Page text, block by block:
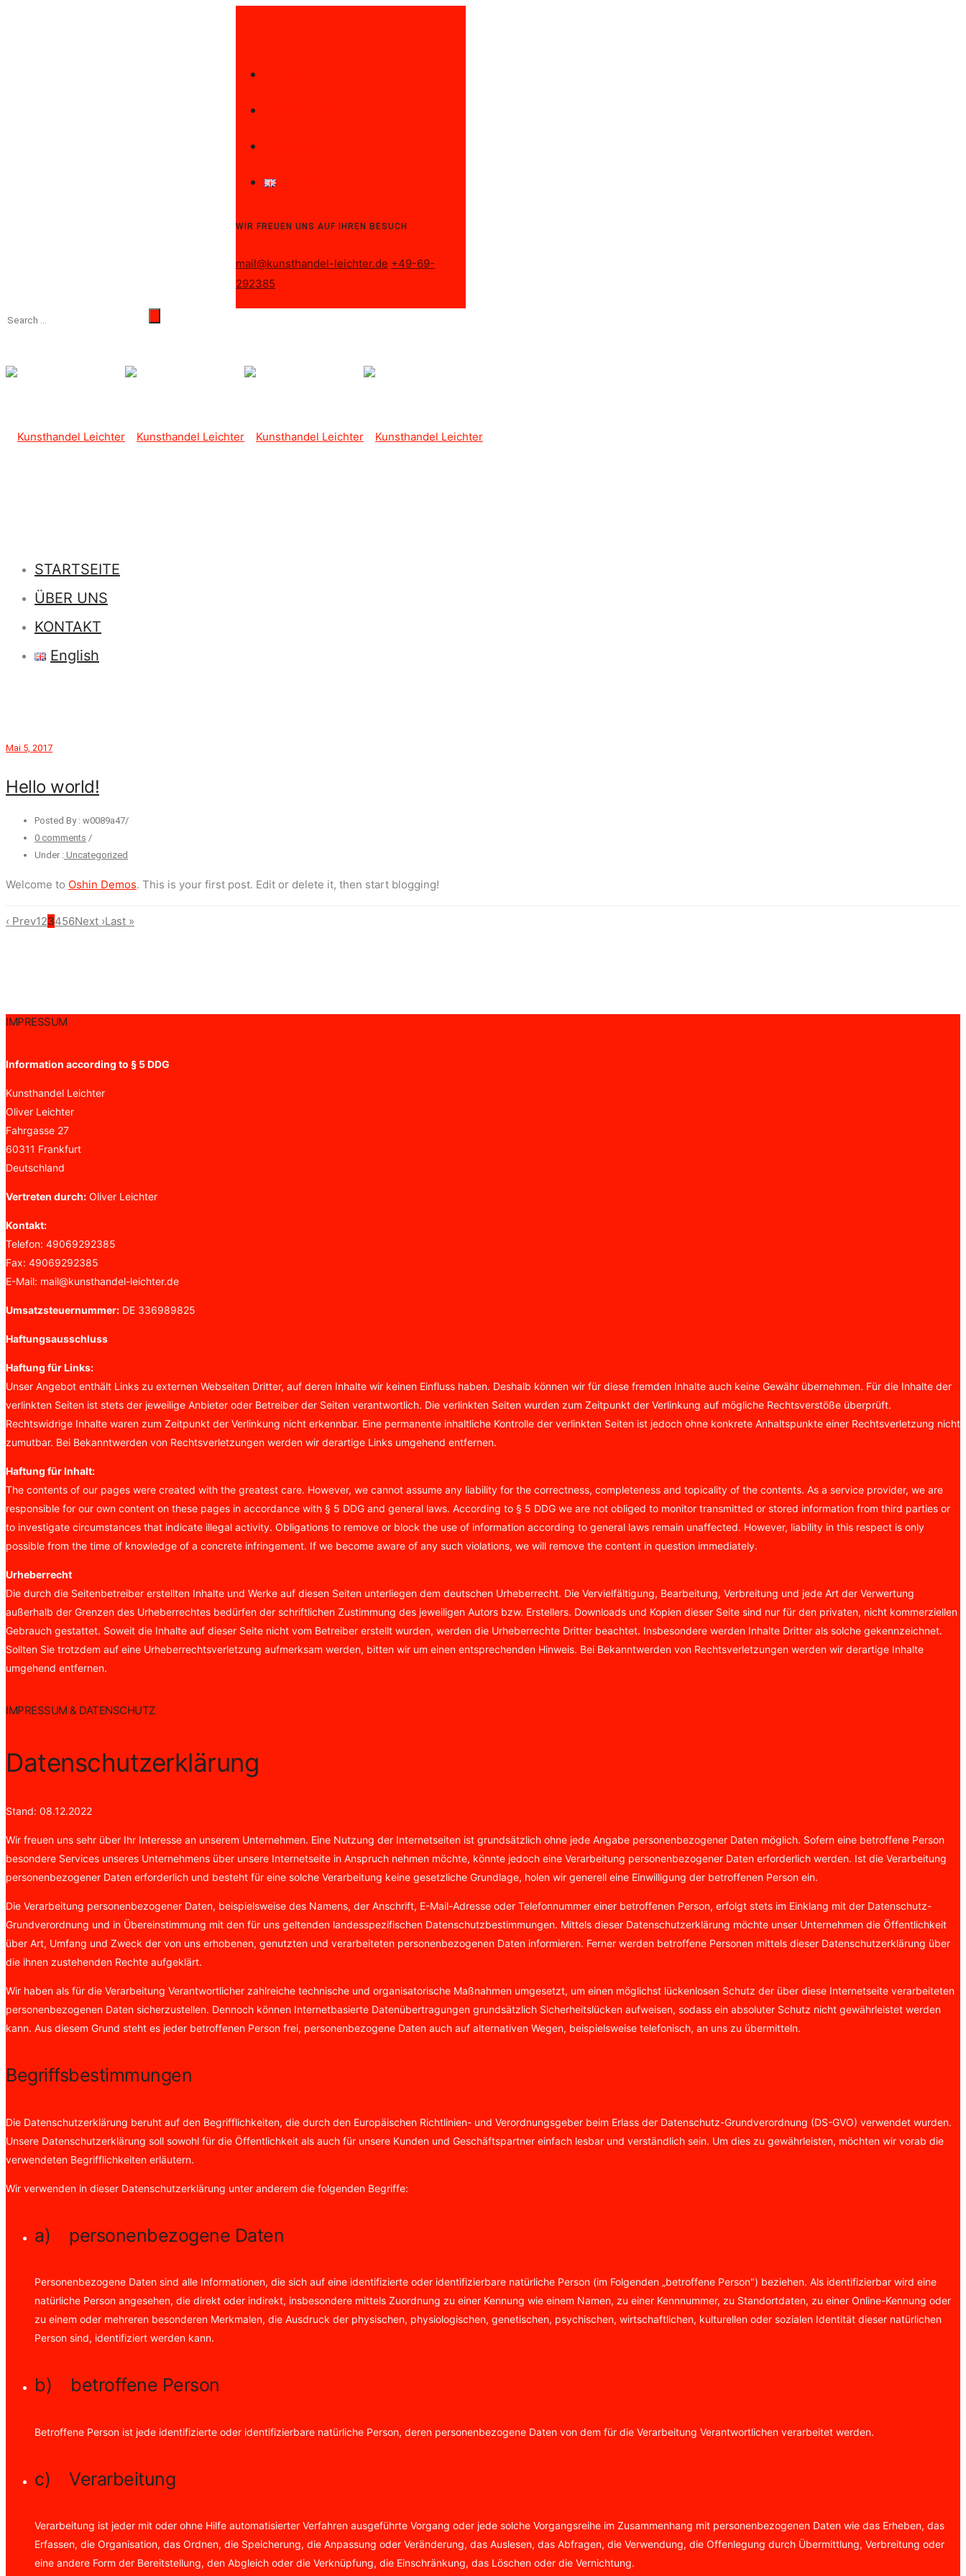
WIR FREUEN UNS AUF IHREN BESUCH
mail@kunsthandel-leichter.de +49-69-
292385
STARTSEITE
ÜBER UNS
KONTAKT
English
Mai 5, 2017
Hello world!
Posted By : w0089a47/
0 comments /
Under : Uncategorized
Welcome to Oshin Demos. This is your first post. Edit or delete it, then start blogging!
‹ Prev123456Next ›Last »
IMPRESSUM
Information according to § 5 DDG
Kunsthandel Leichter
Oliver Leichter
Fahrgasse 27
60311 Frankfurt
Deutschland
Vertreten durch: Oliver Leichter
Kontakt:
Telefon: 49069292385
Fax: 49069292385
E-Mail: mail@kunsthandel-leichter.de
Umsatzsteuernummer: DE 336989825
Haftungsausschluss
Haftung für Links:
Unser Angebot enthält Links zu externen Webseiten Dritter, auf deren Inhalte wir keinen Einfluss haben. Deshalb können wir für diese fremden Inhalte auch keine Gewähr übernehmen. Für die Inhalte der
verlinkten Seiten ist stets der jeweilige Anbieter oder Betreiber der Seiten verantwortlich. Die verlinkten Seiten wurden zum Zeitpunkt der Verlinkung auf mögliche Rechtsverstöße überprüft.
Rechtswidrige Inhalte waren zum Zeitpunkt der Verlinkung nicht erkennbar. Eine permanente inhaltliche Kontrolle der verlinkten Seiten ist jedoch ohne konkrete Anhaltspunkte einer Rechtsverletzung nicht
zumutbar. Bei Bekanntwerden von Rechtsverletzungen werden wir derartige Links umgehend entfernen.
Haftung für Inhalt:
The contents of our pages were created with the greatest care. However, we cannot assume any liability for the correctness, completeness and topicality of the contents. As a service provider, we are
responsible for our own content on these pages in accordance with § 5 DDG and general laws. According to § 5 DDG we are not obliged to monitor transmitted or stored information from third parties or
to investigate circumstances that indicate illegal activity. Obligations to remove or block the use of information according to general laws remain unaffected. However, liability in this respect is only
possible from the time of knowledge of a concrete infringement. If we become aware of any such violations, we will remove the content in question immediately.
Urheberrecht
Die durch die Seitenbetreiber erstellten Inhalte und Werke auf diesen Seiten unterliegen dem deutschen Urheberrecht. Die Vervielfältigung, Bearbeitung, Verbreitung und jede Art der Verwertung
außerhalb der Grenzen des Urheberrechtes bedürfen der schriftlichen Zustimmung des jeweiligen Autors bzw. Erstellers. Downloads und Kopien dieser Seite sind nur für den privaten, nicht kommerziellen
Gebrauch gestattet. Soweit die Inhalte auf dieser Seite nicht vom Betreiber erstellt wurden, werden die Urheberrechte Dritter beachtet. Insbesondere werden Inhalte Dritter als solche gekennzeichnet.
Sollten Sie trotzdem auf eine Urheberrechtsverletzung aufmerksam werden, bitten wir um einen entsprechenden Hinweis. Bei Bekanntwerden von Rechtsverletzungen werden wir derartige Inhalte
umgehend entfernen.
IMPRESSUM & DATENSCHUTZ
Datenschutzerklärung
Stand: 08.12.2022
Wir freuen uns sehr über Ihr Interesse an unserem Unternehmen. Eine Nutzung der Internetseiten ist grundsätzlich ohne jede Angabe personenbezogener Daten möglich. Sofern eine betroffene Person
besondere Services unseres Unternehmens über unsere Internetseite in Anspruch nehmen möchte, könnte jedoch eine Verarbeitung personenbezogener Daten erforderlich werden. Ist die Verarbeitung
personenbezogener Daten erforderlich und besteht für eine solche Verarbeitung keine gesetzliche Grundlage, holen wir generell eine Einwilligung der betroffenen Person ein.
Die Verarbeitung personenbezogener Daten, beispielsweise des Namens, der Anschrift, E-Mail-Adresse oder Telefonnummer einer betroffenen Person, erfolgt stets im Einklang mit der Datenschutz-
Grundverordnung und in Übereinstimmung mit den für uns geltenden landesspezifischen Datenschutzbestimmungen. Mittels dieser Datenschutzerklärung möchte unser Unternehmen die Öffentlichkeit
über Art, Umfang und Zweck der von uns erhobenen, genutzten und verarbeiteten personenbezogenen Daten informieren. Ferner werden betroffene Personen mittels dieser Datenschutzerklärung über
die ihnen zustehenden Rechte aufgeklärt.
Wir haben als für die Verarbeitung Verantwortlicher zahlreiche technische und organisatorische Maßnahmen umgesetzt, um einen möglichst lückenlosen Schutz der über diese Internetseite verarbeiteten
personenbezogenen Daten sicherzustellen. Dennoch können Internetbasierte Datenübertragungen grundsätzlich Sicherheitslücken aufweisen, sodass ein absoluter Schutz nicht gewährleistet werden
kann. Aus diesem Grund steht es jeder betroffenen Person frei, personenbezogene Daten auch auf alternativen Wegen, beispielsweise telefonisch, an uns zu übermitteln.
Begriffsbestimmungen
Die Datenschutzerklärung beruht auf den Begrifflichkeiten, die durch den Europäischen Richtlinien- und Verordnungsgeber beim Erlass der Datenschutz-Grundverordnung (DS-GVO) verwendet wurden.
Unsere Datenschutzerklärung soll sowohl für die Öffentlichkeit als auch für unsere Kunden und Geschäftspartner einfach lesbar und verständlich sein. Um dies zu gewährleisten, möchten wir vorab die
verwendeten Begrifflichkeiten erläutern.
Wir verwenden in dieser Datenschutzerklärung unter anderem die folgenden Begriffe:
a) personenbezogene Daten
Personenbezogene Daten sind alle Informationen, die sich auf eine identifizierte oder identifizierbare natürliche Person (im Folgenden „betroffene Person") beziehen. Als identifizierbar wird eine
natürliche Person angesehen, die direkt oder indirekt, insbesondere mittels Zuordnung zu einer Kennung wie einem Namen, zu einer Kennnummer, zu Standortdaten, zu einer Online-Kennung oder
zu einem oder mehreren besonderen Merkmalen, die Ausdruck der physischen, physiologischen, genetischen, psychischen, wirtschaftlichen, kulturellen oder sozialen Identität dieser natürlichen
Person sind, identifiziert werden kann.
b) betroffene Person
Betroffene Person ist jede identifizierte oder identifizierbare natürliche Person, deren personenbezogene Daten von dem für die Verarbeitung Verantwortlichen verarbeitet werden.
c) Verarbeitung
Verarbeitung ist jeder mit oder ohne Hilfe automatisierter Verfahren ausgeführte Vorgang oder jede solche Vorgangsreihe im Zusammenhang mit personenbezogenen Daten wie das Erheben, das
Erfassen, die Organisation, das Ordnen, die Speicherung, die Anpassung oder Veränderung, das Auslesen, das Abfragen, die Verwendung, die Offenlegung durch Übermittlung, Verbreitung oder
eine andere Form der Bereitstellung, den Abgleich oder die Verknüpfung, die Einschränkung, das Löschen oder die Vernichtung.